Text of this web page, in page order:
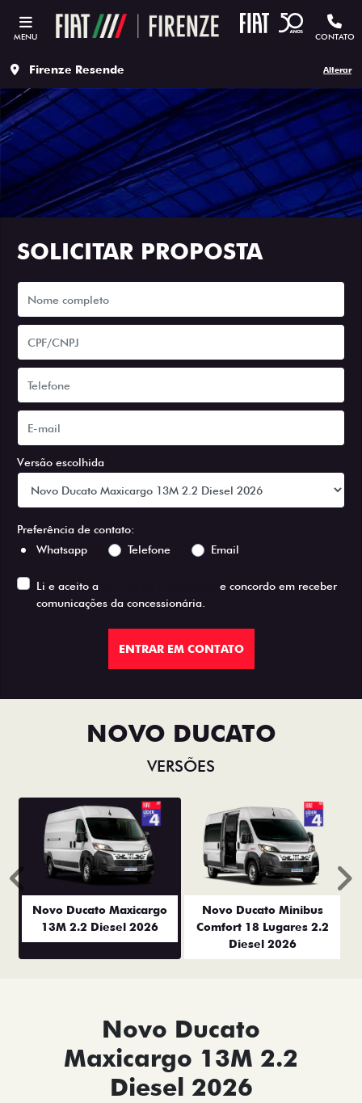
MENU CONTATO
Firenze Resende Alterar
SOLICITAR PROPOSTA
Versão escolhida
Preferência de contato:
Whatsapp
Telefone Email
Li e aceito a
e concordo em receber
comunicações da concessionária.
ENTRAR EM CONTATO
NOVO DUCATO
VERSÕES
Novo Ducato Maxicargo
13M 2.2 Diesel 2026
Novo Ducato Minibus
Comfort 18 Lugares 2.2
Diesel 2026
Anterior
Novo Ducato
Maxicargo 13M 2.2
Diesel 2026